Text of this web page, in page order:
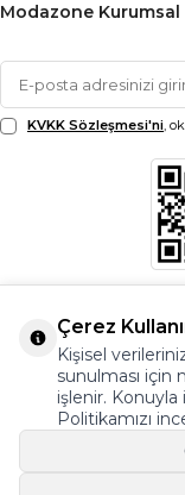
Modazone Kurumsal
KVKK Sözleşmesi'ni,
Çerez
Kişisel
sunulması için
işlenir. Konuyla
Politikamızı